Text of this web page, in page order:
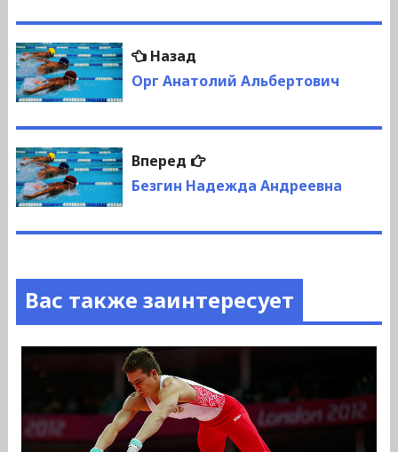
Навигация
по
записям
НазадПредыдущая
запись:
Орг Анатолий Альбертович
Вперед
Следующая
запись:
Безгин Надежда Андреевна
Вас также заинтересует